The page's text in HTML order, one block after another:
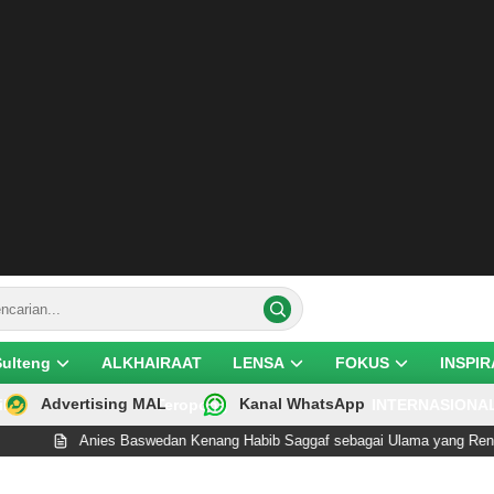
ALKHAIRAAT LENSA FOKUS
Teropong
Advertising MAL Kanal WhatsApp
Anies Baswedan Kenang Habib Saggaf sebagai Ulama yang Rendah Hati